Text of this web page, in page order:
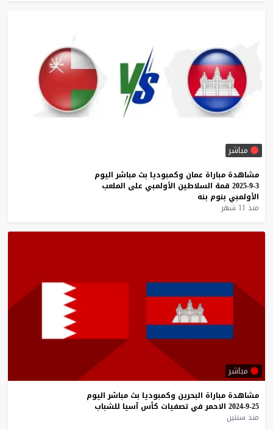
مباشر
مشاهدة مباراة عمان وكمبوديا بث مباشر اليوم
3-9-2025
قمة السلاطين الأولمبي على الملعب
الأولمبي بنوم بنه
منذ 11 شهر
مباشر
مشاهدة مباراة البحرين وكمبوديا بث مباشر اليوم
25-9-2024
الاحمر في تصفيات كأس آسيا للشباب
منذ سنتين